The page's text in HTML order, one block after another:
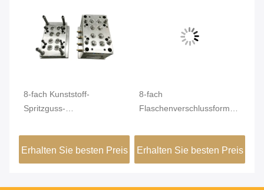
8-fach Kunststoff-
Spritzguss-
mm für sauberere Kappe
Erhalten Sie besten Preis
8-fach
Flaschenverschlussform
Kunststoffkappenform auf
160T-Maschine
Erhalten Sie besten Preis